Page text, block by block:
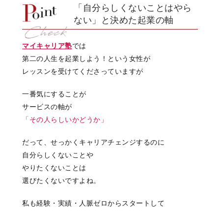
「自分らしくないことはやら
ない」と決めた起業の軸
マイキャリア塾では
第二の人生を起業しよう！という女性が
レッスンを受けてくださっていますが
一番気にすることが
サービスの軸が
「その人らしいかどうか」
だって、せっかくキャリアチェンジするのに
自分らしくないことや
やりたくないことは
選びたくないですよね。
私も経験・実績・人脈ゼロからスタートして